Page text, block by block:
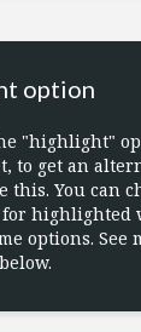
option
"highlight"
to get an
this. You can
highlighted
options. See